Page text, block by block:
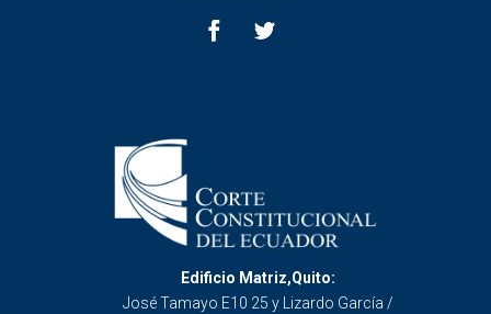
Edificio Matriz,Quito:
José Tamayo E10 25 y Lizardo García /